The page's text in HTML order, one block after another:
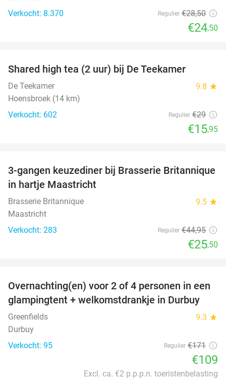
Verkocht: 8.370
Regulier €28,50
€24,50
Shared high tea (2 uur) bij De Teekamer
De Teekamer 9.8 star
Hoensbroek (14 km)
Verkocht: 602
Regulier €29
€15,95
43%
3-gangen keuzediner bij Brasserie Britannique
in hartje Maastricht
Brasserie Britannique 9.5 star
Maastricht
Verkocht: 283
Regulier €44,95
€25,50
36%
Overnachting(en) voor 2 of 4 personen in een
glampingtent + welkomstdrankje in Durbuy
Greenfields 9.3 star
Durbuy
Verkocht: 95
Regulier €171
€109
Excl. ca. €2 p.p.p.n. toeristenbelasting